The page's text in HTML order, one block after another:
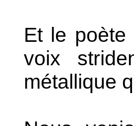
Et le
voix
métallique